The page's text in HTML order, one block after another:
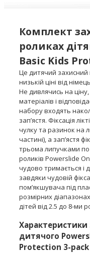
Комплект
роликах
Basic Kids
Це дитячий захисний
низькій ціні від
Не дивлячись на ціну,
матеріалів і
набору входять
зап’ястя. Фіксація
чулку та разинок на
частині), а зап’ястя
трьома липучками по
роликів Powerslide
чудово тримається і
завдяки чудовій
пом’якшувача під
розмірних
дітей від 2.5 до 8-ми
Характеристики
дитячого
Protection 3-